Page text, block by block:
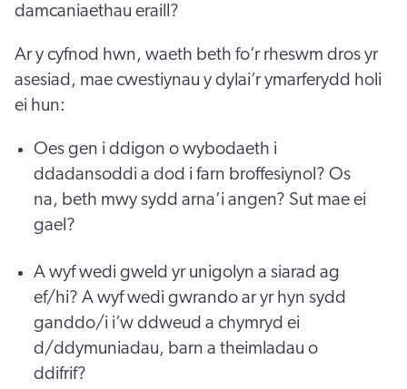
damcaniaethau eraill?
Ar y cyfnod hwn, waeth beth fo’r rheswm dros yr
asesiad, mae cwestiynau y dylai’r ymarferydd holi
ei hun:
Oes gen i ddigon o wybodaeth i
ddadansoddi a dod i farn broffesiynol? Os
na, beth mwy sydd arna’i angen? Sut mae ei
gael?
A wyf wedi gweld yr unigolyn a siarad ag
ef/hi? A wyf wedi gwrando ar yr hyn sydd
ganddo/i i’w ddweud a chymryd ei
d/ddymuniadau, barn a theimladau o
ddifrif?